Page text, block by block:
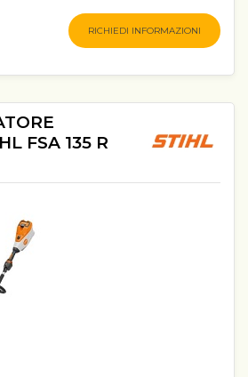
RICHIEDI INFORMAZIONI
FSA 135 R